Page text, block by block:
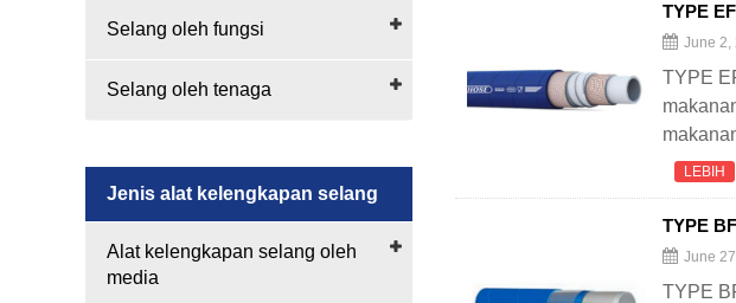
Selang oleh fungsi
Selang oleh tenaga
Jenis alat kelengkapan selang
Alat kelengkapan selang oleh
media
TYPE
June 2,
TYPE
LEBIH
TYPE
June
TYPE